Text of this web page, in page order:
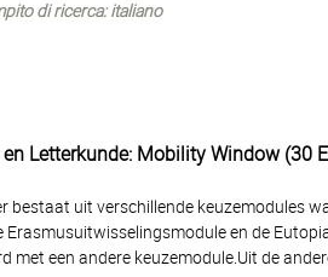
di ricerca: italiano
Letterkunde: Mobility Window (30
bestaat uit verschillende keuzemodules
Erasmusuitwisselingsmodule en de
met een andere keuzemodule.Uit de